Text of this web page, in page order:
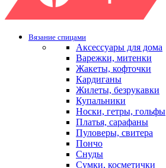
Вязание спицами
Аксессуары для дома
Варежки, митенки
Жакеты, кофточки
Кардиганы
Жилеты, безрукавки
Купальники
Носки, гетры, гольфы
Платья, сарафаны
Пуловеры, свитера
Пончо
Снуды
Сумки, косметички